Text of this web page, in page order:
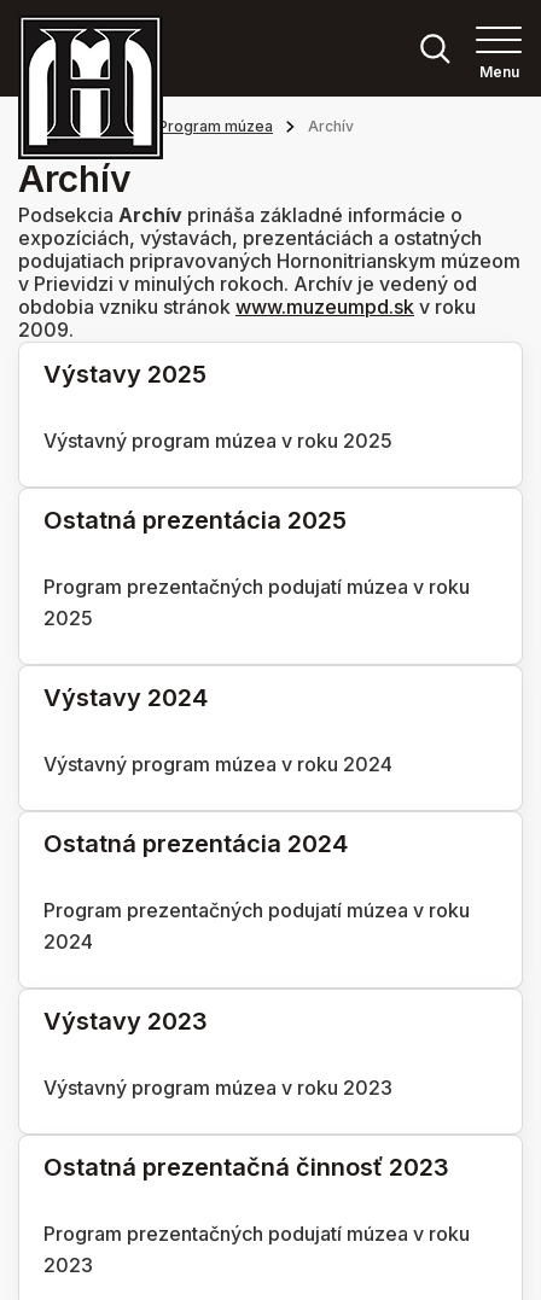
Menu
Hlavná stránka Program múzea Archív
Archív
Podsekcia Archív prináša základné informácie o
expozíciách, výstavách, prezentáciách a ostatných
podujatiach pripravovaných Hornonitrianskym múzeom
v Prievidzi v minulých rokoch. Archív je vedený od
obdobia vzniku stránok www.muzeumpd.sk v roku
2009.
Výstavy 2025
Výstavný program múzea v roku 2025
Ostatná prezentácia 2025
Program prezentačných podujatí múzea v roku
2025
Výstavy 2024
Výstavný program múzea v roku 2024
Ostatná prezentácia 2024
Program prezentačných podujatí múzea v roku
2024
Výstavy 2023
Výstavný program múzea v roku 2023
Ostatná prezentačná činnosť 2023
Program prezentačných podujatí múzea v roku
2023